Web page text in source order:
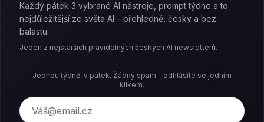
Každý pátek 3 vybrané AI nástroje, prompt týdne a to
nejdůležitější ze světa AI – přehledně, česky a bez
balastu.
Jeden z nejstarších pravidelných českých AI newsletterů.
Jednou týdně, v pátek. Žádný spam – odhlásíte se jedním
klikem.
E-mail